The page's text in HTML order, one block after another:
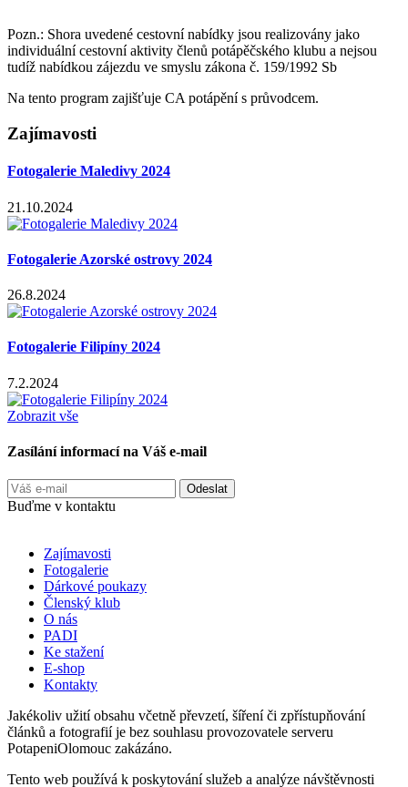
Pozn.: Shora uvedené cestovní nabídky jsou realizovány jako
individuální cestovní aktivity členů potápěčského klubu a nejsou
tudíž nabídkou zájezdu ve smyslu zákona č. 159/1992 Sb
Na tento program zajišťuje CA potápění s průvodcem.
Zajímavosti
Fotogalerie Maledivy 2024
21.10.2024
Fotogalerie Azorské ostrovy 2024
26.8.2024
Fotogalerie Filipíny 2024
7.2.2024
Zobrazit vše
Zasílání informací na Váš e-mail
Buďme v kontaktu
Zajímavosti
Fotogalerie
Dárkové poukazy
Členský klub
O nás
PADI
Ke stažení
E-shop
Kontakty
Jakékoliv užití obsahu včetně převzetí, šíření či zpřístupňování
článků a fotografií je bez souhlasu provozovatele serveru
PotapeniOlomouc zakázáno.
Tento web používá k poskytování služeb a analýze návštěvnosti